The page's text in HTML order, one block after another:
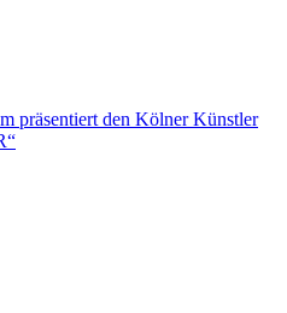
präsentiert den Kölner Künstler